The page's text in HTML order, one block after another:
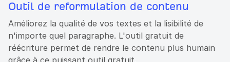
Outil de reformulation de contenu
Améliorez la qualité de vos textes et la lisibilité de
n'importe quel paragraphe. L'outil gratuit de
réécriture permet de rendre le contenu plus humain
grâce à ce puissant outil gratuit.